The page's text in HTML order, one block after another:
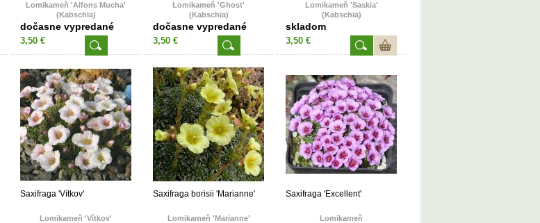
Lomikameň 'Alfons Mucha'
(Kabschia)
dočasne vypredané
3,50 €
Lomikameň 'Ghost'
(Kabschia)
dočasne vypredané
3,50 €
Lomikameň 'Saskia'
(Kabschia)
skladom
3,50 €
Saxifraga 'Vítkov'
Lomikameň 'Vítkov'
Saxifraga borisii 'Marianne'
Lomikameň 'Marianne'
Saxifraga 'Excellent'
Lomikameň